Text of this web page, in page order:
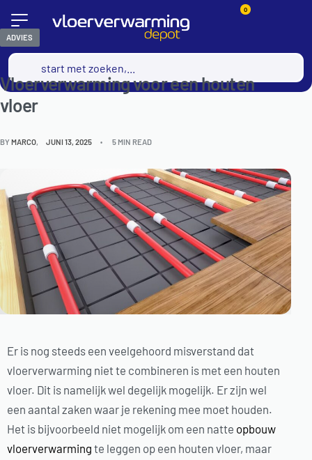
0
ADVIES
Vloerverwarming voor een houten
vloer
BYMARCO JUNI 13, 2025 5 MIN READ
Er is nog steeds een veelgehoord misverstand dat
vloerverwarming niet te combineren is met een houten
vloer. Dit is namelijk wel degelijk mogelijk. Er zijn wel
een aantal zaken waar je rekening mee moet houden.
Het is bijvoorbeeld niet mogelijk om een natte opbouw
vloerverwarming te leggen op een houten vloer, maar